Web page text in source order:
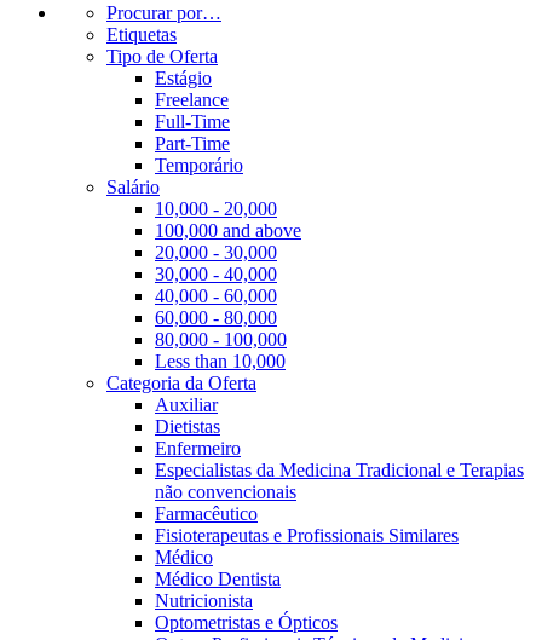
Procurar por…
Etiquetas
Tipo de Oferta
Estágio
Freelance
Full-Time
Part-Time
Temporário
Salário
10,000 - 20,000
100,000 and above
20,000 - 30,000
30,000 - 40,000
40,000 - 60,000
60,000 - 80,000
80,000 - 100,000
Less than 10,000
Categoria da Oferta
Auxiliar
Dietistas
Enfermeiro
Especialistas da Medicina Tradicional e Terapias
não convencionais
Farmacêutico
Fisioterapeutas e Profissionais Similares
Médico
Médico Dentista
Nutricionista
Optometristas e Ópticos